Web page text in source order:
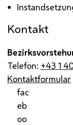
Kontakt
Telefon: +43 1
Kontaktformular
fac
eb
oo